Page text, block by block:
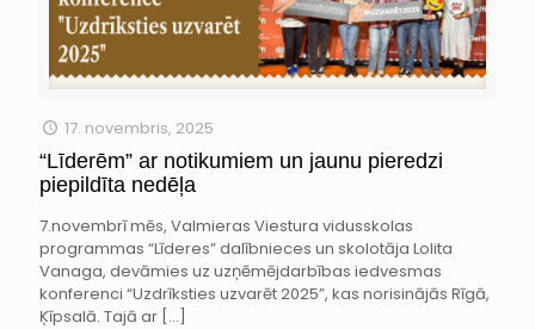
17. novembris, 2025
“Līderēm” ar notikumiem un jaunu pieredzi
piepildīta nedēļa
7.novembrī mēs, Valmieras Viestura vidusskolas
programmas “Līderes” dalībnieces un skolotāja Lolita
Vanaga, devāmies uz uzņēmējdarbības iedvesmas
konferenci “Uzdrīksties uzvarēt 2025”, kas norisinājās Rīgā,
Ķīpsalā. Tajā ar […]